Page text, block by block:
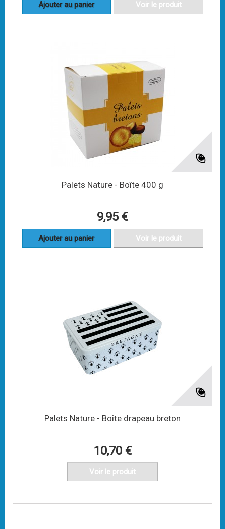
Ajouter au panier Voir le produit
Palets Nature - Boîte 400 g
9,95 €
Ajouter au panier Voir le produit
Palets Nature - Boîte drapeau breton
10,70 €
Voir le produit